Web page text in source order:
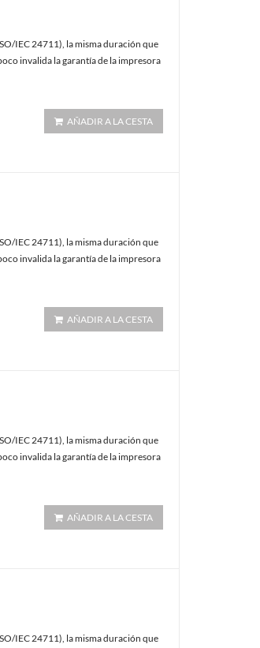
IEC 24711), la misma duración que
invalida la garantía de la impresora
AÑADIR A LA CESTA
IEC 24711), la misma duración que
invalida la garantía de la impresora
AÑADIR A LA CESTA
IEC 24711), la misma duración que
invalida la garantía de la impresora
AÑADIR A LA CESTA
IEC 24711), la misma duración que